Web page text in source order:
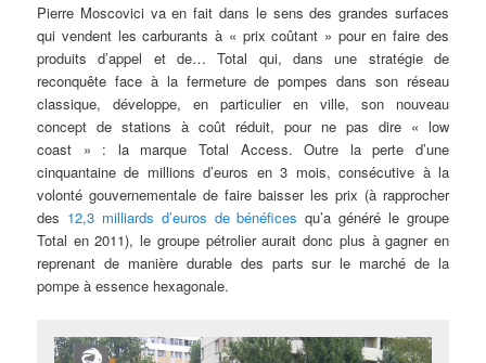
Pierre Moscovici va en fait dans le sens des grandes surfaces
qui vendent les carburants à « prix coûtant » pour en faire des
produits d’appel et de… Total qui, dans une stratégie de
reconquête face à la fermeture de pompes dans son réseau
classique, développe, en particulier en ville, son nouveau
concept de stations à coût réduit, pour ne pas dire « low
coast » : la marque Total Access. Outre la perte d’une
cinquantaine de millions d’euros en 3 mois, consécutive à la
volonté gouvernementale de faire baisser les prix (à rapprocher
des 12,3 milliards d’euros de bénéfices qu’a généré le groupe
Total en 2011), le groupe pétrolier aurait donc plus à gagner en
reprenant de manière durable des parts sur le marché de la
pompe à essence hexagonale.